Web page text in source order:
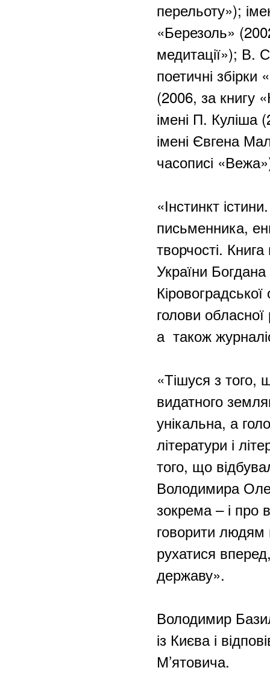
перельоту»);
«Березоль»
медитації»); В.
поетичні збірки
(2006, за книгу
імені П. Куліша
імені Євгена
часописі
«Інстинкт
письменника,
творчості.
України
голови
а також
«Тішуся з того,
видатного
унікальна, а
літератури і
того, що
Володимира
зокрема – і
говорити людям
рухатися
державу».
Володимир
із Києва і
М’ятовича.